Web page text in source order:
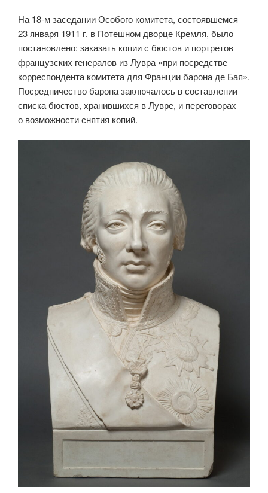
На 18-м заседании Особого комитета, состоявшемся
23 января 1911 г. в Потешном дворце Кремля, было
постановлено: заказать копии с бюстов и портретов
французских генералов из Лувра «при посредстве
корреспондента комитета для Франции барона де Бая».
Посредничество барона заключалось в составлении
списка бюстов, хранившихся в Лувре, и переговорах
о возможности снятия копий.